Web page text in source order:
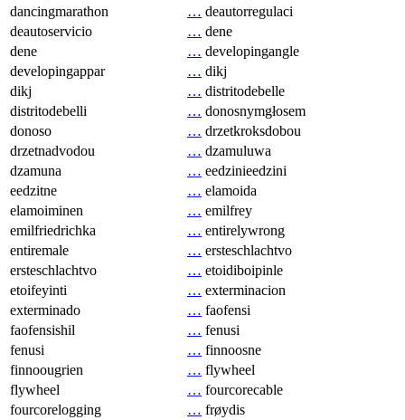
dancingmarathon
… deautorregulaci
deautoservicio
… dene
dene
… developingangle
developingappar
… dikj
dikj
… distritodebelle
distritodebelli
… donosnymgłosem
donoso
… drzetkroksdobou
drzetnadvodou
… dzamuluwa
dzamuna
… eedzinieedzini
eedzitne
… elamoida
elamoiminen
… emilfrey
emilfriedrichka
… entirelywrong
entiremale
… ersteschlachtvo
ersteschlachtvo
… etoidiboipinle
etoifeyinti
… exterminacion
exterminado
… faofensi
faofensishil
… fenusi
fenusi
… finnoosne
finnoougrien
… flywheel
flywheel
… fourcorecable
fourcorelogging
… frøydis